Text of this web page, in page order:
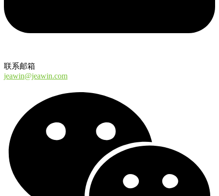
联系邮箱
jeawin@jeawin.com